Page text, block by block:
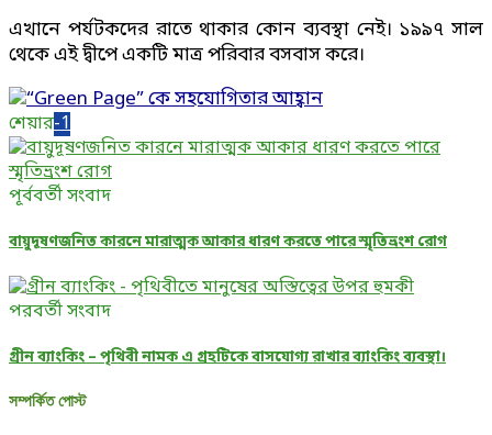
এখানে পর্যটকদের রাতে থাকার কোন ব্যবস্থা নেই। ১৯৯৭ সাল
থেকে এই দ্বীপে একটি মাত্র পরিবার বসবাস করে।
শেয়ার-1
পূর্ববর্তী সংবাদ
বায়ুদূষণজনিত কারনে মারাত্মক আকার ধারণ করতে পারে স্মৃতিভ্রংশ রোগ
পরবর্তী সংবাদ
গ্রীন ব্যাংকিং – পৃথিবী নামক এ গ্রহটিকে বাসযোগ্য রাখার ব্যাংকিং ব্যবস্থা।
সম্পর্কিত পোস্ট